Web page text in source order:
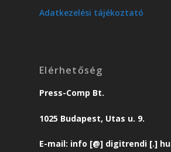
Adatkezelési tájékoztató
Elérhetőség
Press-Comp Bt.
1025 Budapest, Utas u. 9.
E-mail: info [@] digitrendi [.] hu